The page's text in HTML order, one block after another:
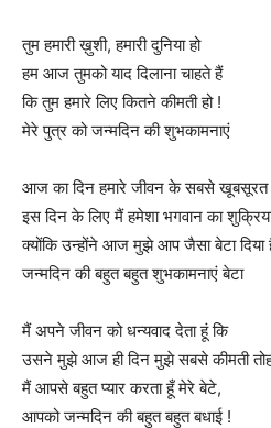
तुम हमारी ख़ुशी, हमारी दुनिया हो
हम आज तुमको याद दिलाना चाहते हैं
कि तुम हमारे लिए कितने कीमती हो !
मेरे पुत्र को जन्मदिन की शुभकामनाएं
आज का दिन हमारे जीवन के सबसे खूबसूरत
इस दिन के लिए मैं हमेशा भगवान का
क्योंकि उन्होंने आज मुझे आप जैसा बेटा दिया
जन्मदिन की बहुत बहुत शुभकामनाएं बेटा
मैं अपने जीवन को धन्यवाद देता हूं कि
उसने मुझे आज ही दिन मुझे सबसे कीमती
मैं आपसे बहुत प्यार करता हूँ मेरे बेटे,
आपको जन्मदिन की बहुत बहुत बधाई !